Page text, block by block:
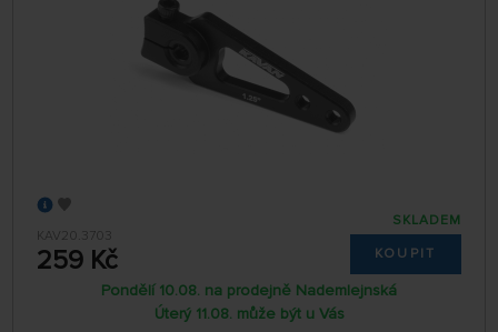
KAV20.3703
259 Kč
SKLADEM
KOUPIT
Pondělí 10.08. na prodejně Nademlejnská
Úterý 11.08. může být u Vás